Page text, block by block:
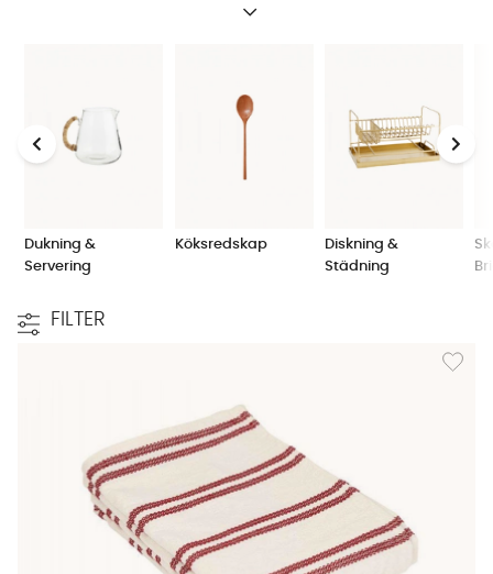
Dukning &
Servering
Köksredskap
Diskning &
Städning
FILTER
Lägg